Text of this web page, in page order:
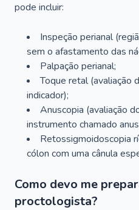
pode incluir:
Inspeção perianal
sem o afastamento das
Palpação perianal;
Toque retal (avaliação
indicador);
Anuscopia (avaliação
instrumento chamado
Retossigmoidoscopia
cólon com uma cânula
Como devo me
proctologista?